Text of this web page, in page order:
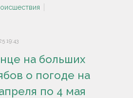
19:43
на больших
о погоде на
по 4 мая